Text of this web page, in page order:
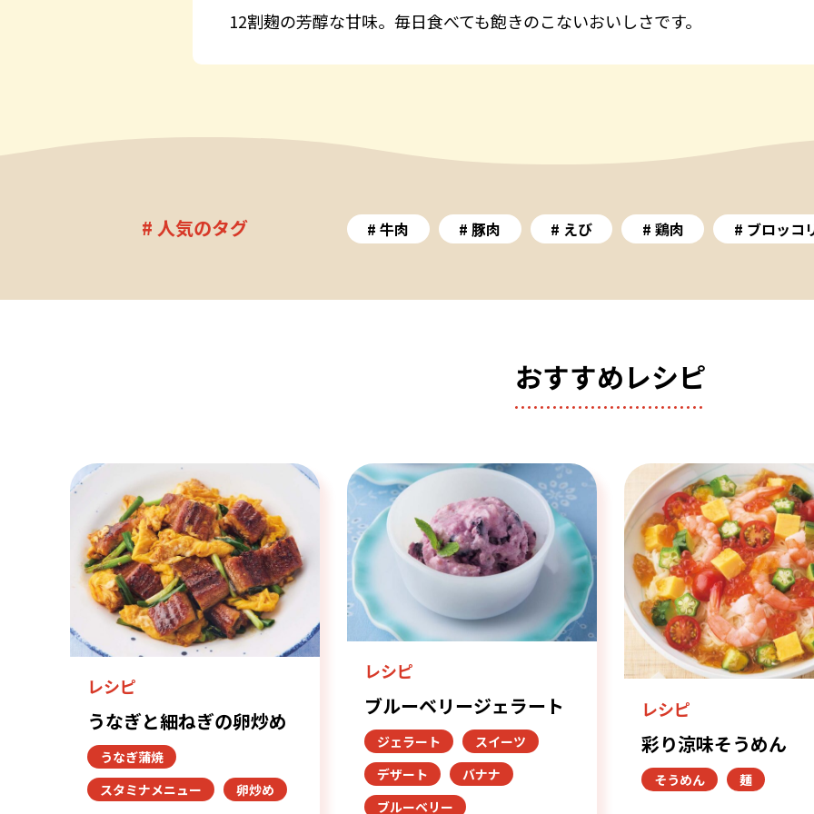
12割麹の芳醇な甘味。毎日食べても飽きのこないおいしさです。
# 人気のタグ 牛肉 豚肉 えび 鶏肉 ブロッコ
おすすめレシピ
レシピ
うなぎと細ねぎの卵炒め
うなぎ蒲焼
スタミナメニュー
卵炒め
レシピ
ブルーベリージェラート
ジェラート
スイーツ
デザート
バナナ
ブルーベリー
レシピ
彩り涼味そうめん
そうめん 麺